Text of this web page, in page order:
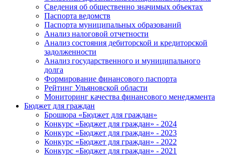
Сведения об общественно значимых объектах
Паспорта ведомств
Паспорта муниципальных образований
Анализ налоговой отчетности
Анализ состояния дебиторской и кредиторской
задолженности
Анализ государственного и муниципального
долга
Формирование финансового паспорта
Рейтинг Ульяновской области
Мониторинг качества финансового менеджмента
Бюджет для граждан
Брошюра «Бюджет для граждан»
Конкурс «Бюджет для граждан» - 2024
Конкурс «Бюджет для граждан» - 2023
Конкурс «Бюджет для граждан» - 2022
Конкурс «Бюджет для граждан» - 2021